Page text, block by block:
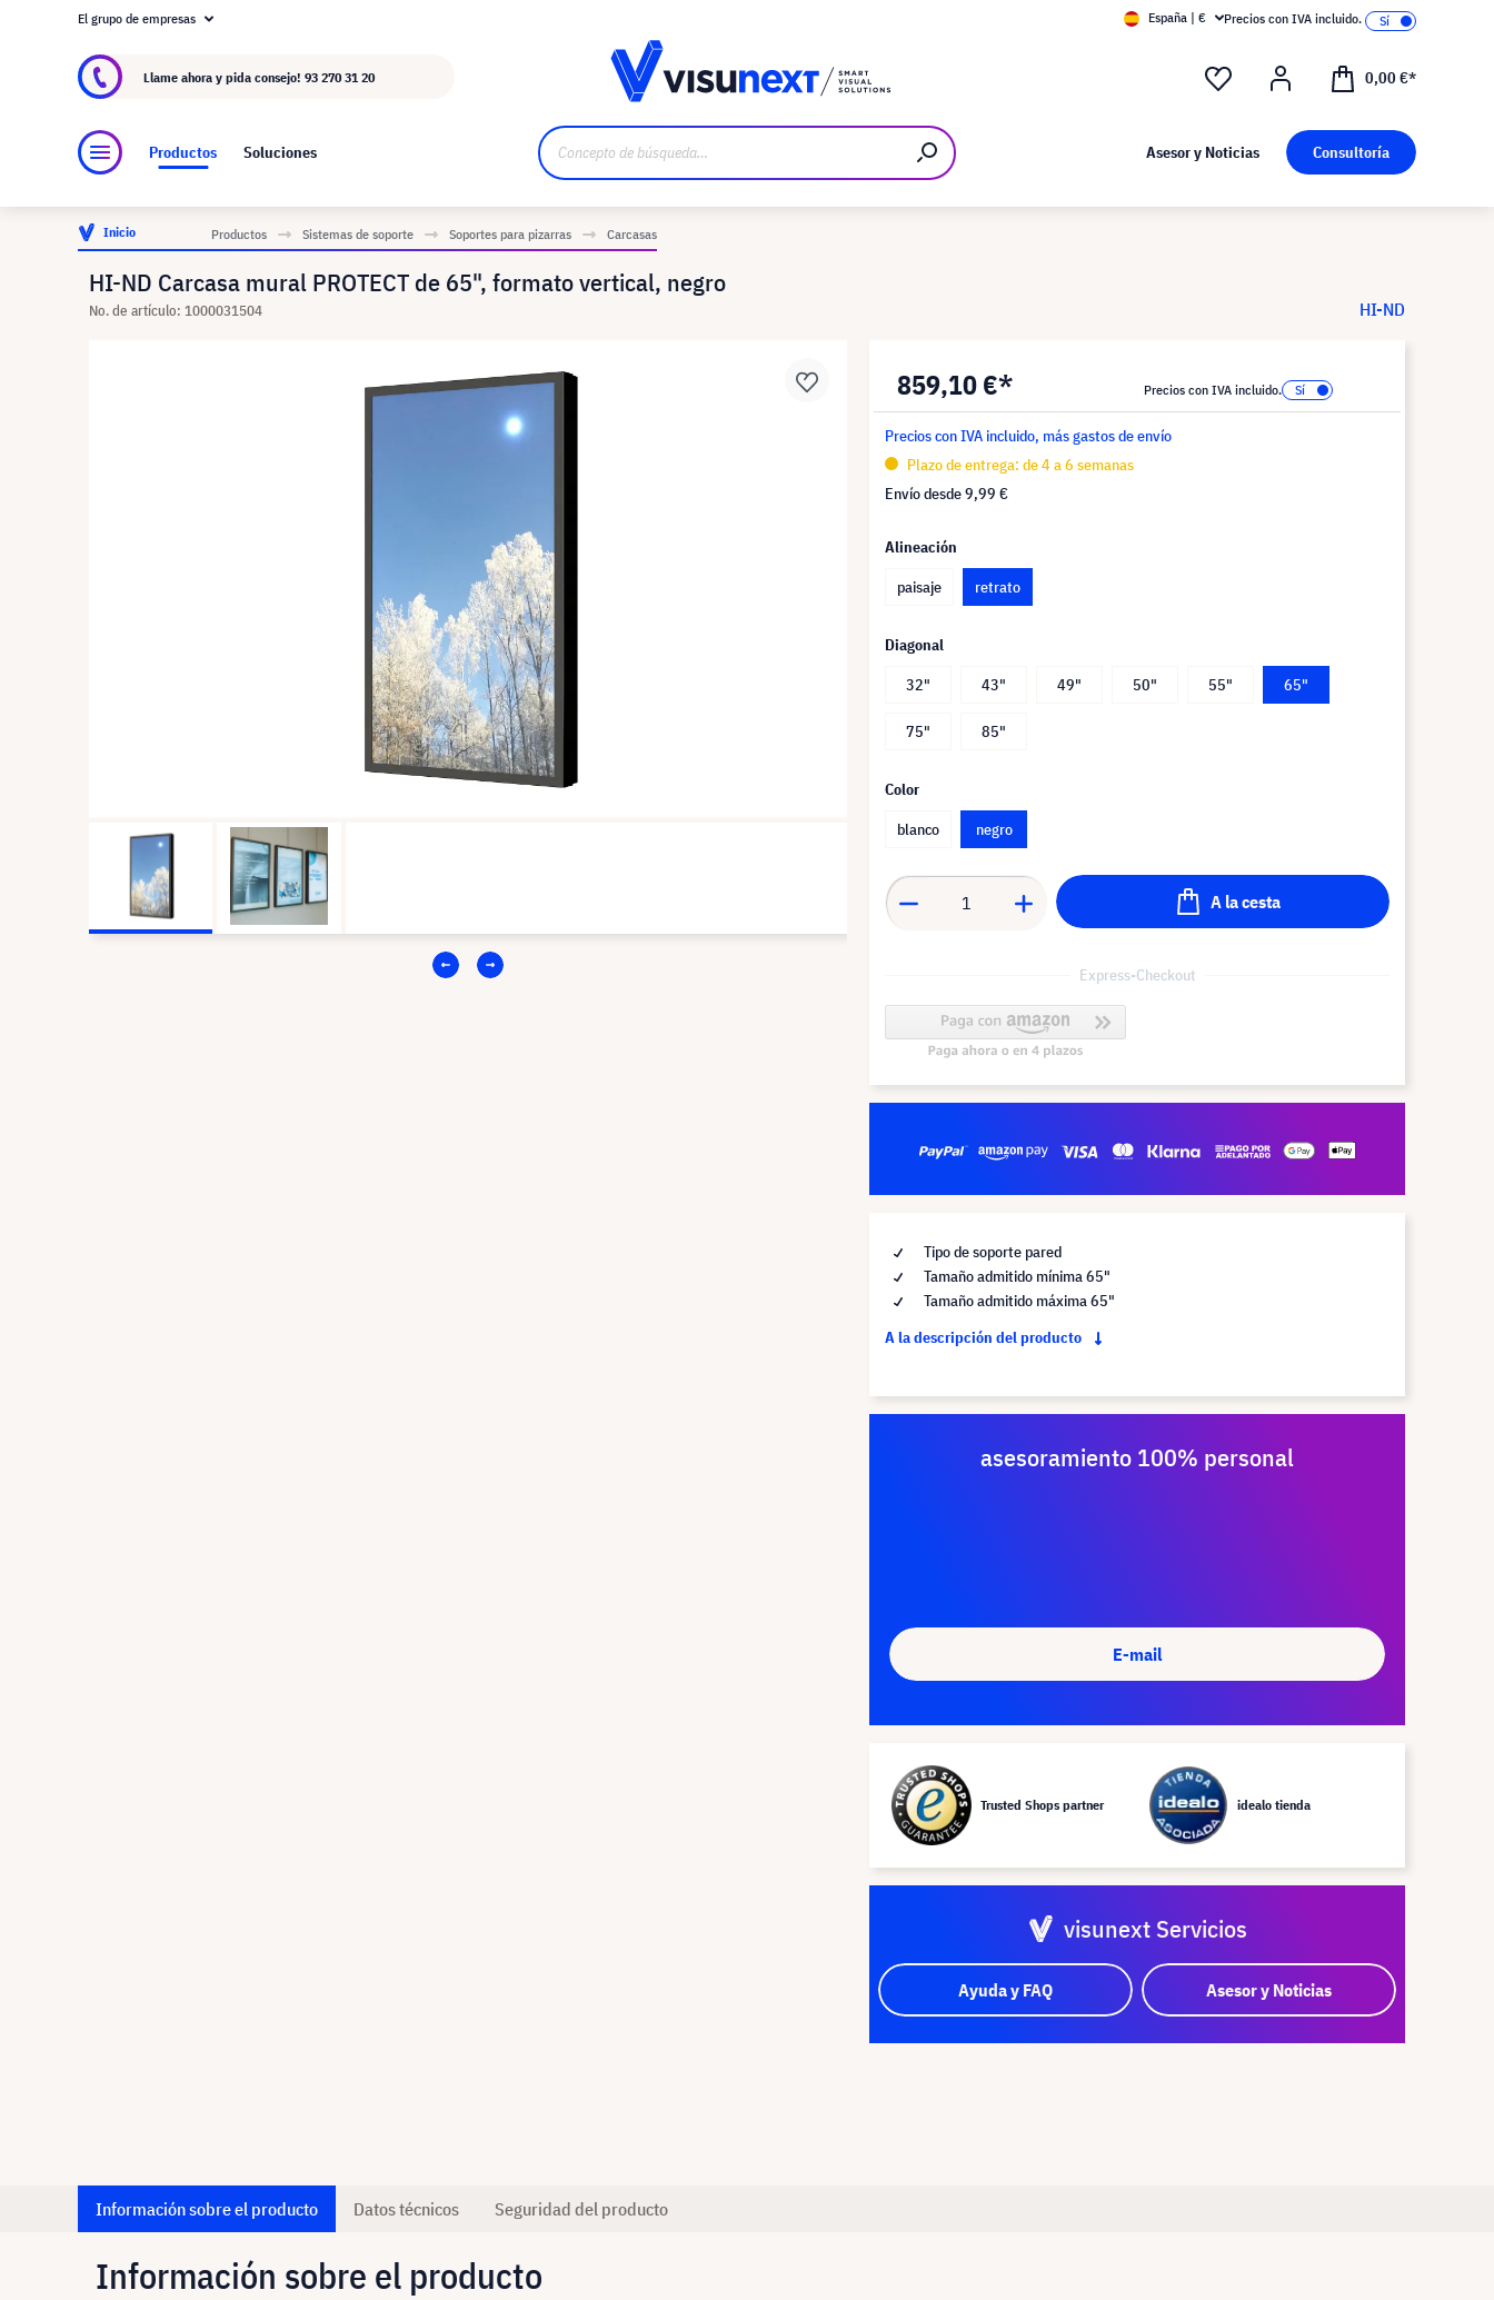
Acerca de visunext.es
El grupo de empresas España | € Precios con IVA incluido.
Llame ahora y pida consejo! 93 270 31 20 0,00 €*
Productos Soluciones Asesor y Noticias Consultoría
Inicio Productos Sistemas de soporte Soportes para pizarras Carcasas
HI-ND Carcasa mural PROTECT de 65", formato vertical, negro
No. de artículo: 1000031504 HI-ND
859,10 €* Precios con IVA incluido.
Precios con IVA incluido, más gastos de envío
Plazo de entrega: de 4 a 6 semanas
Envío desde9,99 €
Alineación
paisaje
retrato
Diagonal
32"
43" 49" 50" 55" 65"
75" 85"
Color
blanco
negro
A la cesta
Express-Checkout
Tipo de soporte pared
Tamaño admitido mínima 65"
Tamaño admitido máxima 65"
A la descripción del producto
asesoramiento 100% personal
E-mail
Trusted Shops partner idealo tienda
visunext Servicios
Ayuda y FAQ Asesor y Noticias
Información sobre el producto Datos técnicos Seguridad del producto
Información sobre el producto